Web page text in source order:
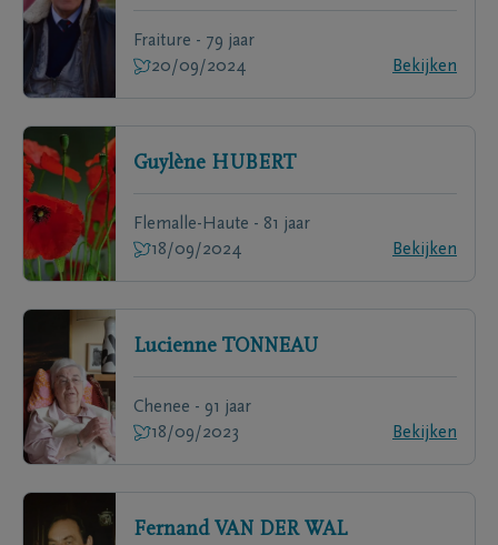
Fraiture - 79 jaar
20/09/2024
Bekijken
Guylène HUBERT
Flemalle-Haute - 81 jaar
18/09/2024
Bekijken
Lucienne TONNEAU
Chenee - 91 jaar
18/09/2023
Bekijken
Fernand VAN DER WAL